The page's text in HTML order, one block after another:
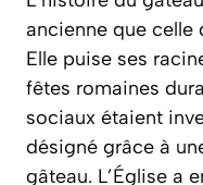
ancienne que celle
Elle puise ses
fêtes romaines
sociaux étaient
désigné grâce à
gâteau. L’Église a